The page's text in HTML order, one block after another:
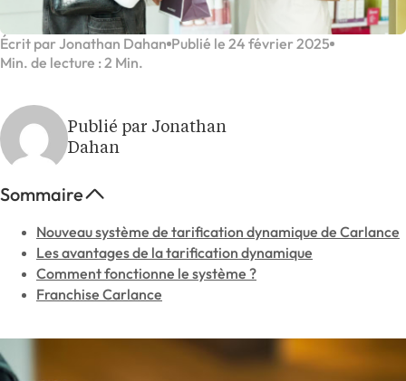
Écrit par Jonathan Dahan Publié le 24 février 2025
Min. de lecture : 2 Min.
Publié par Jonathan
Dahan
Sommaire
Nouveau système de tarification dynamique de Carlance
Les avantages de la tarification dynamique
Comment fonctionne le système ?
Franchise Carlance